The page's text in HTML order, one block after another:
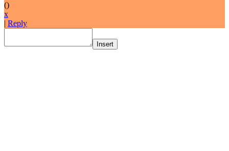
()
x
| Reply
Insert